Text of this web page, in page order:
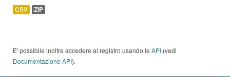
CSV ZIP
E' possibile inoltre accedere al registro usando le API (vedi
Documentazione API).